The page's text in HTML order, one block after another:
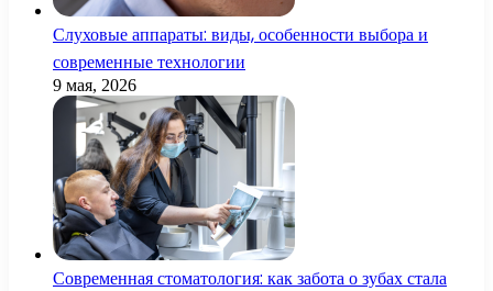
Слуховые аппараты: виды, особенности выбора и
современные технологии
9 мая, 2026
Современная стоматология: как забота о зубах стала